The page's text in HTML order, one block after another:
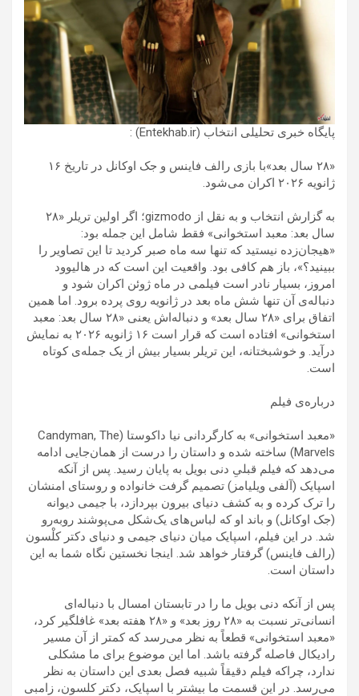
پایگاه خبری تحلیلی انتخاب (Entekhab.ir) :
«۲۸ سال بعد»با بازی رالف فاینس و جک اوکانل در تاریخ ۱۶
ژانویه ۲۰۲۶ اکران می‌شود.
به گزارش انتخاب و به نقل از gizmodo؛ اگر اولین تریلر «۲۸
سال بعد: معبد استخوانی» فقط شامل این جمله بود:
«هیجان‌زده نیستید که تنها سه ماه صبر کردید تا این تصاویر را
ببینید؟»، باز هم کافی بود. واقعیت این است که در هالیوود
امروز، بسیار نادر است فیلمی در ماه ژوئن اکران شود و
دنباله‌ی آن تنها شش ماه بعد در ژانویه روی پرده برود. اما همین
اتفاق برای «۲۸ سال بعد» و دنباله‌اش یعنی «۲۸ سال بعد: معبد
استخوانی» افتاده است که قرار است ۱۶ ژانویه ۲۰۲۶ به نمایش
درآید. و خوشبختانه، این تریلر بسیار بیش از یک جمله‌ی کوتاه
است.
درباره‌ی فیلم
«معبد استخوانی» به کارگردانی نیا داکوستا (Candyman, The
Marvels) ساخته شده و داستان را درست از همان‌جایی ادامه
می‌دهد که فیلم قبلیِ دنی بویل به پایان رسید. پس از آنکه
اسپایک (آلفی ویلیامز) تصمیم گرفت خانواده و روستای امنشان
را ترک کرده و به کشف دنیای بیرون بپردازد، با جیمی دیوانه
(جک اوکانل) و باند او که لباس‌های یک‌شکل می‌پوشند روبه‌رو
شد. در این فیلم، اسپایک میان دنیای جیمی و دنیای دکتر کلْسون
(رالف فاینس) گرفتار خواهد شد. اینجا نخستین نگاه شما به این
داستان است.
پس از آنکه دنی بویل ما را در تابستان امسال با دنباله‌ای
انسانی‌تر نسبت به «۲۸ روز بعد» و «۲۸ هفته بعد» غافلگیر کرد،
«معبد استخوانی» قطعاً به نظر می‌رسد که کمتر از آن مسیر
رادیکال فاصله گرفته باشد. اما این موضوع برای ما مشکلی
ندارد، چراکه فیلم دقیقاً شبیه فصل بعدی این داستان به نظر
می‌رسد. در این قسمت ما بیشتر با اسپایک، دکتر کلسون، زامبی